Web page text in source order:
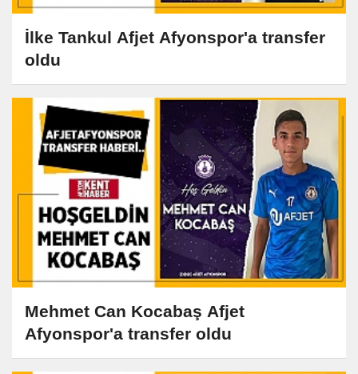
İlke Tankul Afjet Afyonspor'a transfer
oldu
Mehmet Can Kocabaş Afjet
Afyonspor'a transfer oldu